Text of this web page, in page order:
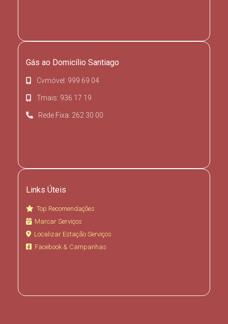
Gás ao Domicílio Santiago
Cvmóvel: 999 69 04
Tmais: 936 17 19
Rede Fixa: 262 30 00
Links Úteis
Top Recomendações
Marcar Serviços
Localizar Estação Serviços
Facebook & Campanhas